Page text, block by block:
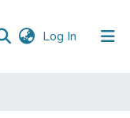
Log In (current)